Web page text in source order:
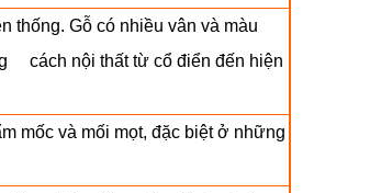
thống. Gỗ có nhiều vân và màu
cách nội thất từ cổ điển đến hiện
mốc và mối mọt, đặc biệt ở những